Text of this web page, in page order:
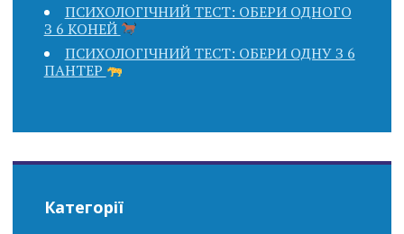
ПСИХОЛОГІЧНИЙ ТЕСТ: ОБЕРИ ОДНОГО
З 6 КОНЕЙ
ПСИХОЛОГІЧНИЙ ТЕСТ: ОБЕРИ ОДНУ З 6
ПАНТЕР
Категорії